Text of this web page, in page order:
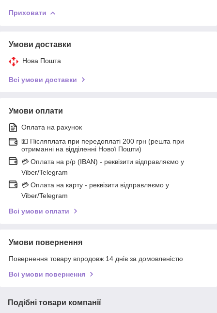
Приховати
Умови доставки
Нова Пошта
Всі умови доставки
Умови оплати
Оплата на рахунок
💵 Післяплата при передоплаті 200 грн (решта при
отриманні на відділенні Нової Пошти)
💳 Оплата на р/р (IBAN) - реквізити відправляємо у
Viber/Telegram
💳 Оплата на карту - реквізити відправляємо у
Viber/Telegram
Всі умови оплати
Умови повернення
Повернення товару впродовж 14 днів за домовленістю
Всі умови повернення
Подібні товари компанії